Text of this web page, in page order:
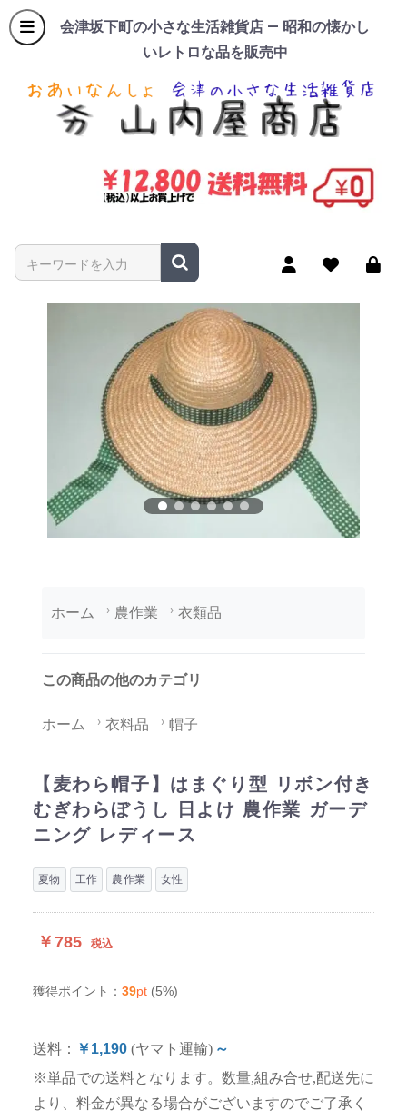
会津坂下町の小さな生活雑貨店 — 昭和の懐かし
いレトロな品を販売中
商品名やキーワードを入力
ホーム 農作業 衣類品
この商品の他のカテゴリ
ホーム 衣料品 帽子
【麦わら帽子】はまぐり型 リボン付き
むぎわらぼうし 日よけ 農作業 ガーデ
ニング レディース
夏物 工作 農作業 女性
￥785 税込
獲得ポイント： 39pt (5%)
送料： ￥1,190 (ヤマト運輸) ～
※単品での送料となります。数量,組み合せ,配送先に
より、料金が異なる場合がございますのでご了承く